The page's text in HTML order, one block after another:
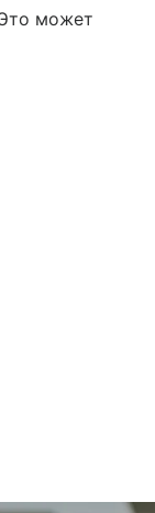
может